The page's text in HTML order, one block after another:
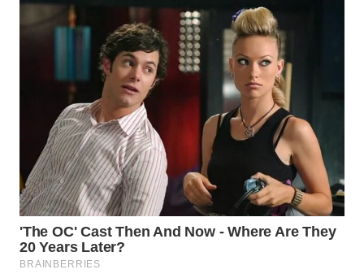
BOGOR
WN
TAPANULI
UTARA
WN
SAMOSIR
WN
PADANG